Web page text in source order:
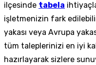
ilçesinde tabela
işletmenizin fark
yakası veya Avrupa
tüm taleplerinizi en iyi
hazırlayarak sizlere